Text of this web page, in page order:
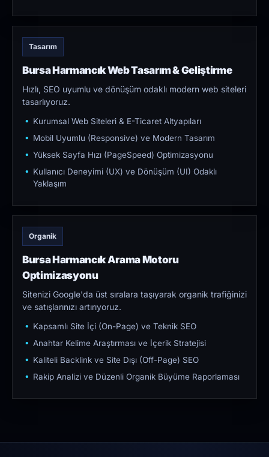
Tasarım
Bursa Harmancık Web Tasarım & Geliştirme
Hızlı, SEO uyumlu ve dönüşüm odaklı modern web siteleri
tasarlıyoruz.
Kurumsal Web Siteleri & E-Ticaret Altyapıları
Mobil Uyumlu (Responsive) ve Modern Tasarım
Yüksek Sayfa Hızı (PageSpeed) Optimizasyonu
Kullanıcı Deneyimi (UX) ve Dönüşüm (UI) Odaklı
Yaklaşım
Organik
Bursa Harmancık Arama Motoru
Optimizasyonu
Sitenizi Google'da üst sıralara taşıyarak organik trafiğinizi
ve satışlarınızı artırıyoruz.
Kapsamlı Site İçi (On-Page) ve Teknik SEO
Anahtar Kelime Araştırması ve İçerik Stratejisi
Kaliteli Backlink ve Site Dışı (Off-Page) SEO
Rakip Analizi ve Düzenli Organik Büyüme Raporlaması